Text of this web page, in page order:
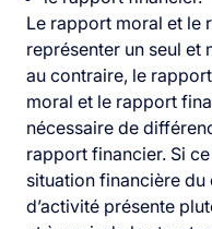
Le rapport moral et le
représenter un seul et
au contraire, le
moral et le rapport
nécessaire de
rapport financier. Si
situation financière
d’activité présente